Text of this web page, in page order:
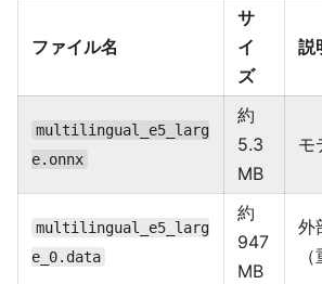
ファイル名
サ
イ
ズ
説
multilingual_e5_larg
e.onnx
約
5.3
MB
モ
multilingual_e5_larg
e_0.data
約
947
MB
外